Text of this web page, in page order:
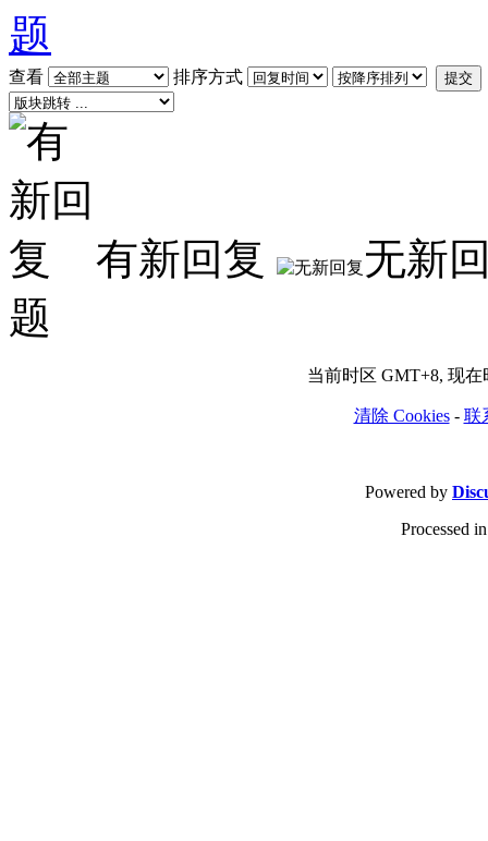
查看 排序方式 提交
有新回复
无新
题
当前时区 GMT+8, 现在
清除 Cookies- 联
Powered by
Processed